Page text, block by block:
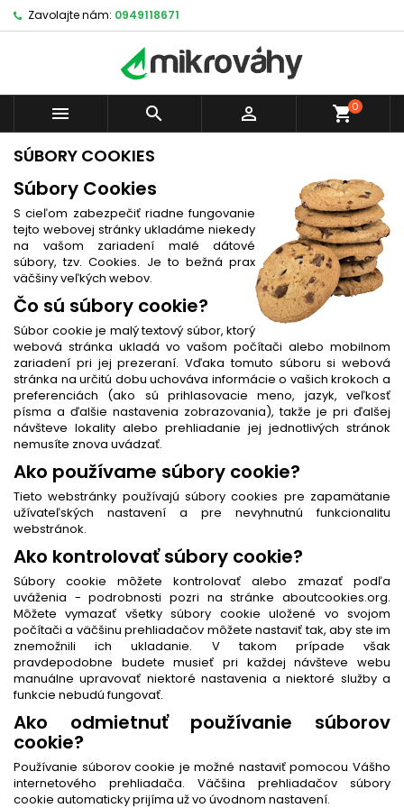
Zavolajte nám: 0949118671
   shopping_cart0
SÚBORY COOKIES
Súbory Cookies
S cieľom zabezpečiť riadne fungovanie
tejto webovej stránky ukladáme niekedy
na vašom zariadení malé dátové
súbory, tzv. Cookies. Je to bežná prax
väčšiny veľkých webov.
Čo sú súbory cookie?
Súbor cookie je malý textový súbor, ktorý
webová stránka ukladá vo vašom počítači alebo mobilnom
zariadení pri jej prezeraní. Vďaka tomuto súboru si webová
stránka na určitú dobu uchováva informácie o vašich krokoch a
preferenciách (ako sú prihlasovacie meno, jazyk, veľkosť
písma a ďalšie nastavenia zobrazovania), takže je pri ďalšej
návšteve lokality alebo prehliadanie jej jednotlivých stránok
nemusíte znova uvádzať.
Ako používame súbory cookie?
Tieto webstránky používajú súbory cookies pre zapamätanie
užívateľských nastavení a pre nevyhnutnú funkcionalitu
webstránok.
Ako kontrolovať súbory cookie?
Súbory cookie môžete kontrolovať alebo zmazať podľa
uváženia - podrobnosti pozri na stránke aboutcookies.org.
Môžete vymazať všetky súbory cookie uložené vo svojom
počítači a väčšinu prehliadačov môžete nastaviť tak, aby ste im
znemožnili ich ukladanie. V takom prípade však
pravdepodobne budete musieť pri každej návšteve webu
manuálne upravovať niektoré nastavenia a niektoré služby a
funkcie nebudú fungovať.
Ako odmietnuť používanie súborov
cookie?
Používanie súborov cookie je možné nastaviť pomocou Vášho
internetového prehliadača. Väčšina prehliadačov súbory
cookie automaticky prijíma už vo úvodnom nastavení.